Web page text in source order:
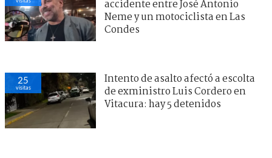
accidente entre José Antonio
Neme y un motociclista en Las
Condes
25
visitas
Intento de asalto afectó a escolta
de exministro Luis Cordero en
Vitacura: hay 5 detenidos